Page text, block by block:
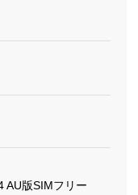
AU版SIMフリー